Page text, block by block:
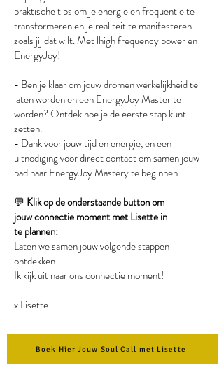
praktische tips om je energie en frequentie te
transformeren en je realiteit te manifesteren
zoals jij dat wilt. Met lhigh frequency power en
EnergyJoy!
- Ben je klaar om jouw dromen werkelijkheid te
laten worden en een EnergyJoy Master te
worden? Ontdek hoe je de eerste stap kunt
zetten.
- Dank voor jouw tijd en energie, en een
uitnodiging voor direct contact om samen jouw
pad naar EnergyJoy Mastery te beginnen.
💬 Klik op de onderstaande button om
jouwconnectie momentmet Lisette in
teplannen:
Laten we samen jouw volgende stappen
ontdekken.
Ik kijk uit naar ons connectie moment!
x Lisette
Boek Hier Jouw Soul Call met Lisette